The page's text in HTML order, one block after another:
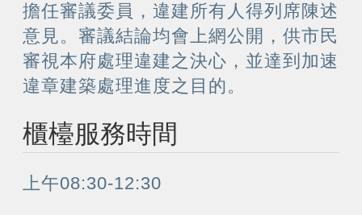
擔任審議委員，違建所有人得列席陳述
意見。審議結論均會上網公開，供市民
審視本府處理違建之決心，並達到加速
違章建築處理進度之目的。
櫃檯服務時間
上午08:30-12:30